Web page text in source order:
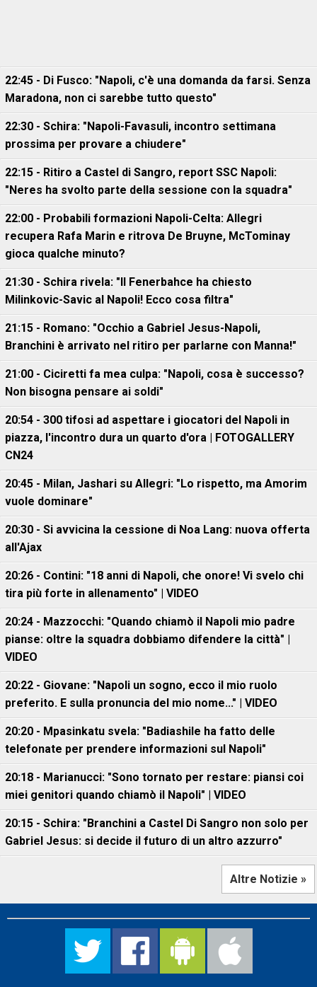
22:45 - Di Fusco: "Napoli, c'è una domanda da farsi. Senza
Maradona, non ci sarebbe tutto questo"
22:30 - Schira: "Napoli-Favasuli, incontro settimana
prossima per provare a chiudere"
22:15 - Ritiro a Castel di Sangro, report SSC Napoli:
"Neres ha svolto parte della sessione con la squadra"
22:00 - Probabili formazioni Napoli-Celta: Allegri
recupera Rafa Marin e ritrova De Bruyne, McTominay
gioca qualche minuto?
21:30 - Schira rivela: "Il Fenerbahce ha chiesto
Milinkovic-Savic al Napoli! Ecco cosa filtra"
21:15 - Romano: "Occhio a Gabriel Jesus-Napoli,
Branchini è arrivato nel ritiro per parlarne con Manna!"
21:00 - Ciciretti fa mea culpa: "Napoli, cosa è successo?
Non bisogna pensare ai soldi"
20:54 - 300 tifosi ad aspettare i giocatori del Napoli in
piazza, l'incontro dura un quarto d'ora | FOTOGALLERY
CN24
20:45 - Milan, Jashari su Allegri: "Lo rispetto, ma Amorim
vuole dominare"
20:30 - Si avvicina la cessione di Noa Lang: nuova offerta
all'Ajax
20:26 - Contini: "18 anni di Napoli, che onore! Vi svelo chi
tira più forte in allenamento" | VIDEO
20:24 - Mazzocchi: "Quando chiamò il Napoli mio padre
pianse: oltre la squadra dobbiamo difendere la città" |
VIDEO
20:22 - Giovane: "Napoli un sogno, ecco il mio ruolo
preferito. E sulla pronuncia del mio nome..." | VIDEO
20:20 - Mpasinkatu svela: "Badiashile ha fatto delle
telefonate per prendere informazioni sul Napoli"
20:18 - Marianucci: "Sono tornato per restare: piansi coi
miei genitori quando chiamò il Napoli" | VIDEO
20:15 - Schira: "Branchini a Castel Di Sangro non solo per
Gabriel Jesus: si decide il futuro di un altro azzurro"
Altre Notizie »